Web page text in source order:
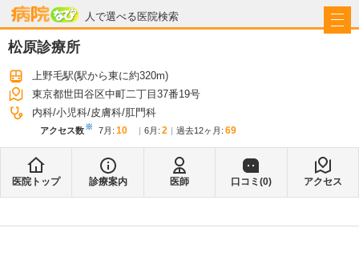
人で選べる医院検索
病院なび
松原診療所
上野毛駅(駅から東に約320m)
東京都世田谷区中町二丁目37番19号
内科 小児科 皮膚科 肛門科
アクセス数※ 7月 : 10 6月 : 2 過去12ヶ月: 69
医院トップ 診療案内 医師 口コミ(0) アクセス